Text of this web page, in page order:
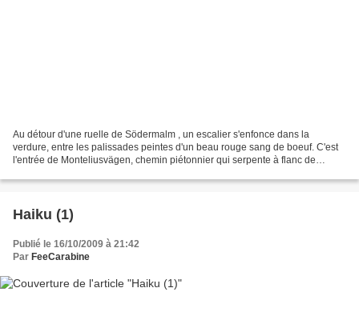
Au détour d'une ruelle de Södermalm , un escalier s'enfonce dans la
verdure, entre les palissades peintes d'un beau rouge sang de boeuf. C'est
l'entrée de Monteliusvägen, chemin piétonnier qui serpente à flanc de
Haiku (1)
Publié le 16/10/2009 à 21:42
Par FeeCarabine